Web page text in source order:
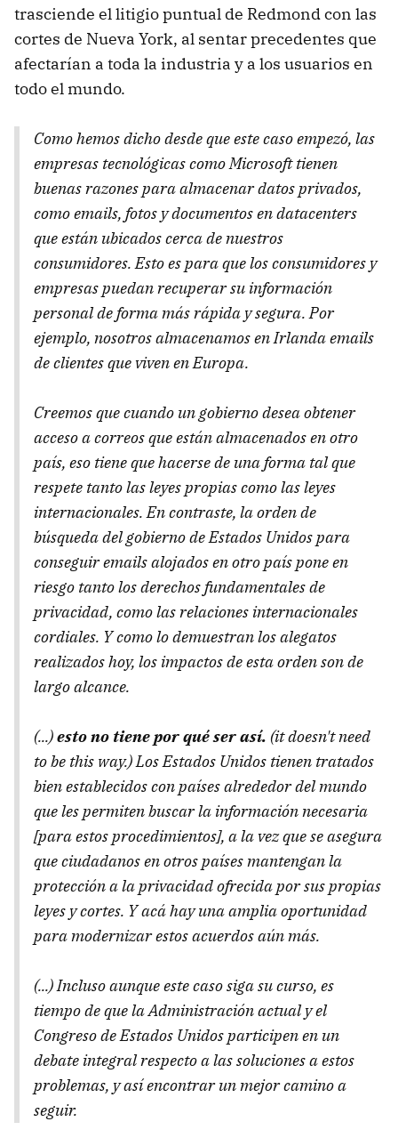
trasciende el litigio puntual de Redmond con las
cortes de Nueva York, al sentar precedentes que
afectarían a toda la industria y a los usuarios en
todo el mundo.
Como hemos dicho desde que este caso empezó, las
empresas tecnológicas como Microsoft tienen
buenas razones para almacenar datos privados,
como emails, fotos y documentos en datacenters
que están ubicados cerca de nuestros
consumidores. Esto es para que los consumidores y
empresas puedan recuperar su información
personal de forma más rápida y segura. Por
ejemplo, nosotros almacenamos en Irlanda emails
de clientes que viven en Europa.
Creemos que cuando un gobierno desea obtener
acceso a correos que están almacenados en otro
país, eso tiene que hacerse de una forma tal que
respete tanto las leyes propias como las leyes
internacionales. En contraste, la orden de
búsqueda del gobierno de Estados Unidos para
conseguir emails alojados en otro país pone en
riesgo tanto los derechos fundamentales de
privacidad, como las relaciones internacionales
cordiales. Y como lo demuestran los alegatos
realizados hoy, los impactos de esta orden son de
largo alcance.
(...)esto no tiene por qué ser así. (it doesn't need
to be this way.) Los Estados Unidos tienen tratados
bien establecidos con países alrededor del mundo
que les permiten buscar la información necesaria
[para estos procedimientos], a la vez que se asegura
que ciudadanos en otros países mantengan la
protección a la privacidad ofrecida por sus propias
leyes y cortes. Y acá hay una amplia oportunidad
para modernizar estos acuerdos aún más.
(...) Incluso aunque este caso siga su curso, es
tiempo de que la Administración actual y el
Congreso de Estados Unidos participen en un
debate integral respecto a las soluciones a estos
problemas, y así encontrar un mejor camino a
seguir.